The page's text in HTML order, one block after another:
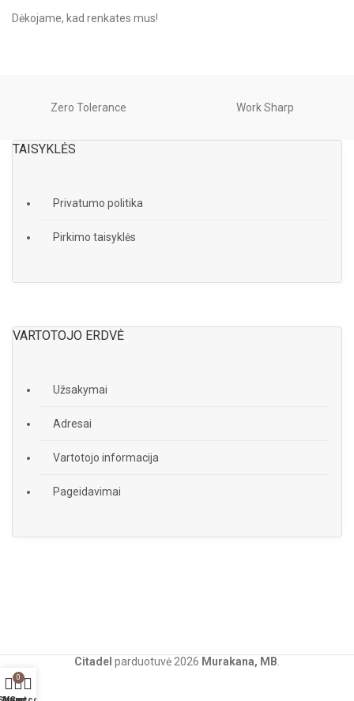
Dėkojame, kad renkates mus!
Zero Tolerance Work Sharp
TAISYKLĖS
Privatumo politika
Pirkimo taisyklės
VARTOTOJO ERDVĖ
Užsakymai
Adresai
Vartotojo informacija
Pageidavimai
Citadel parduotuvė 2026 Murakana, MB
0